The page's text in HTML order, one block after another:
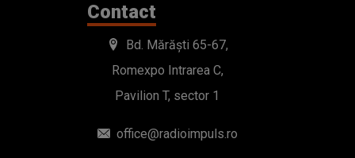
Contact
Bd. Mărăști 65-67,
Romexpo Intrarea C,
Pavilion T, sector 1
office@radioimpuls.ro